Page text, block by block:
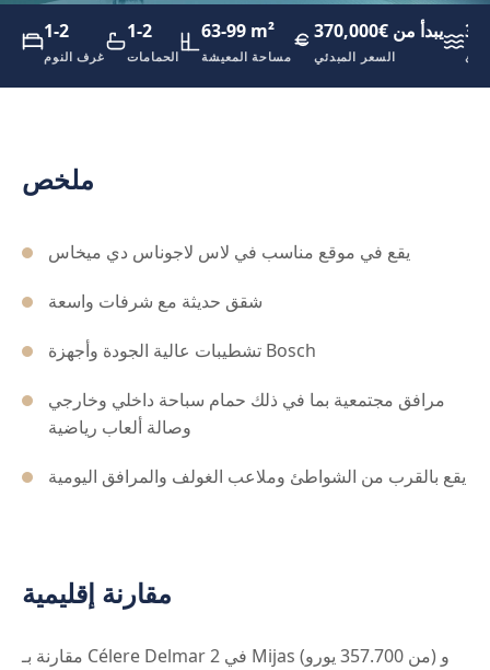
1-2
غرف النوم
1-2
الحمامات
63-99 m²
مساحة المعيشة
يبدأ من €370,000
السعر المبدئي
ملخص
يقع في موقع مناسب في لاس لاجوناس دي ميخاس
شقق حديثة مع شرفات واسعة
تشطيبات عالية الجودة وأجهزة Bosch
مرافق مجتمعية بما في ذلك حمام سباحة داخلي وخارجي
وصالة ألعاب رياضية
يقع بالقرب من الشواطئ وملاعب الغولف والمرافق اليومية
مقارنة إقليمية
مقارنة بـ Célere Delmar 2 في Mijas (من 357.700 يورو) و